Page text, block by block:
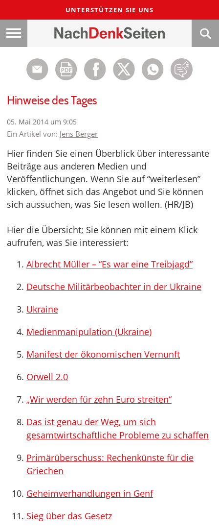
UNTERSTÜTZEN SIE UNS
Hinweise des Tages
05. Mai 2014 um 9:05
Ein Artikel von: Jens Berger
Hier finden Sie einen Überblick über interessante
Beiträge aus anderen Medien und
Veröffentlichungen. Wenn Sie auf “weiterlesen”
klicken, öffnet sich das Angebot und Sie können
sich aussuchen, was Sie lesen wollen. (HR/JB)
Hier die Übersicht; Sie können mit einem Klick
aufrufen, was Sie interessiert:
Albrecht Müller – “Es war eine Treibjagd”
Deutsche Militärbeobachter in der Ukraine
Ukraine
Medienmanipulation (Ukraine)
Manifest der ökonomischen Vernunft
Orwell 2.0
„Wir werden für zehn Euro streiten“
Das ist genau der Weg, um sich
gesamtwirtschaftliche Probleme zu schaffen
Primärüberschuss: Rechenkünste für die
Griechen
Geheimverhandlungen in Genf
Sieg über das Gesetz